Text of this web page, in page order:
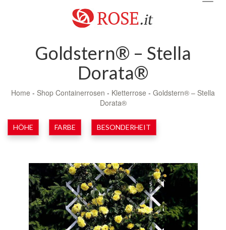
Goldstern® – Stella
Dorata®
Home - Shop Containerrosen - Kletterrose - Goldstern® – Stella
Dorata®
HÖHE FARBE BESONDERHEIT